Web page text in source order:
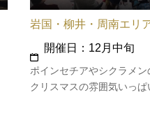
ポインセチアやシクラメン
クリスマスの雰囲気いっぱ
岩国・柳井・周南エリ
開催日：12月中旬